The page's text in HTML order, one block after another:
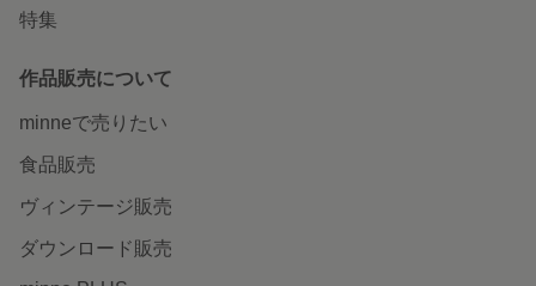
特集
作品販売について
minneで売りたい
食品販売
ヴィンテージ販売
ダウンロード販売